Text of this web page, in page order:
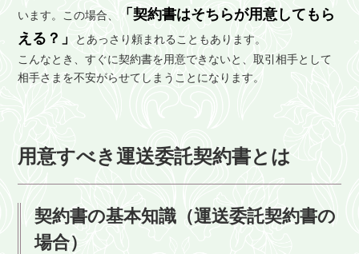
います。この場合、
「契約書はそちらが用意してもら
える？」
とあっさり頼まれることもあります。
こんなとき、すぐに契約書を用意できないと、取引相手として
相手さまを不安がらせてしまうことになります。
用意すべき運送委託契約書とは
契約書の基本知識（運送委託契約書の
場合）